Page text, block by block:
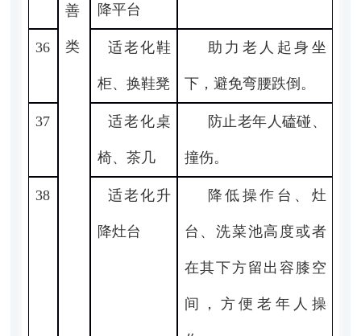
善
类
降平台
36 适老化鞋
柜、换鞋凳
助力老人起身坐
下，避免弯腰跌倒。
37 适老化桌
椅、茶几
防止老年人磕碰、
撞伤。
38 适老化升
降灶台
降低操作台、灶
台、洗菜池高度或者
在其下方留出容膝空
间，方便老年人操